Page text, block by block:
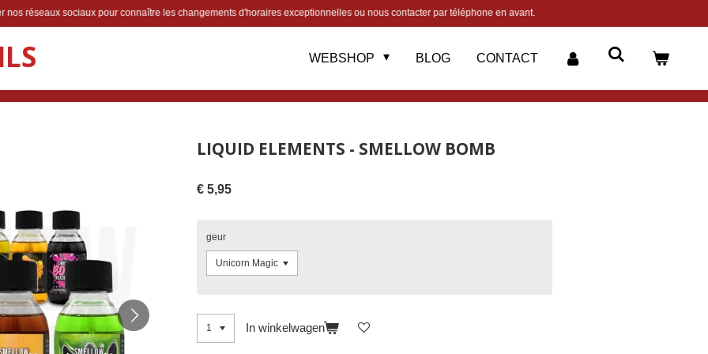
nos réseaux sociaux pour connaître les changements d'horaires exceptionnelles ou nous contacter par téléphone en avant.
WEBSHOP BLOG CONTACT
LIQUID ELEMENTS - SMELLOW BOMB
€ 5,95
geur
In winkelwagen